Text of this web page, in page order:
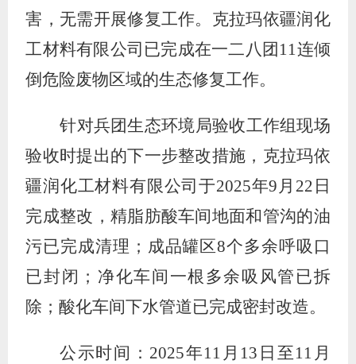
害，无需开展修复工作。克拉玛依疆润化
工材料有限公司已完成在一二八团 11连倾
倒危险废物区域的生态修复工作。
针对兵团生态环境局验收工作组现场
验收时提出的下一步整改措施，克拉玛依
疆润化工材料有限公司于2025年9 月 22 日
完成整改，精脂肪酸车间地面和管沟的油
污已完成清理；成品罐区8个多余呼吸口
已封闭；净化车间一根多余吸风管已拆
除；酸化车间下水管道已完成密封改造。
公示时间： 2025年11 月 13 日至11 月